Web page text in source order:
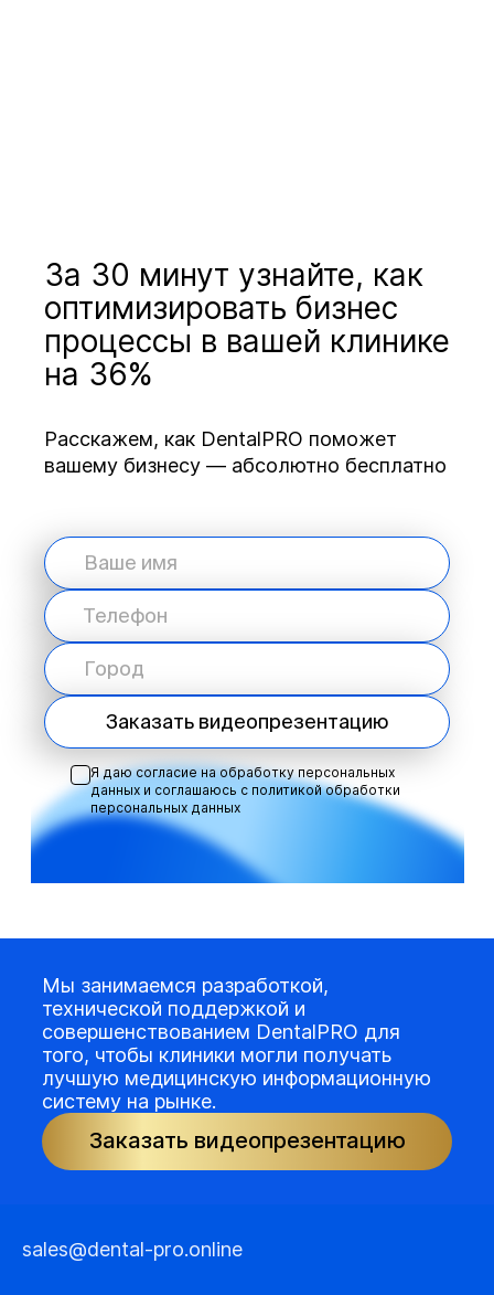
За 30 минут узнайте, как
оптимизировать бизнес
процессы в вашей клинике
на 36%
Расскажем, как DentalPRO поможет
вашему бизнесу — абсолютно бесплатно
Заказать видеопрезентацию
Я даю согласие на обработку персональных
данных и соглашаюсь с политикой обработки
персональных данных
Мы занимаемся разработкой,
технической поддержкой и
совершенствованием DentalPRO для
того, чтобы клиники могли получать
лучшую медицинскую информационную
систему на рынке.
Заказать видеопрезентацию
sales@dental-pro.online